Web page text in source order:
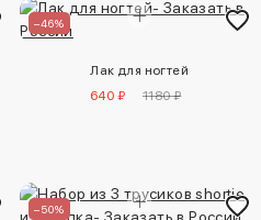
–46%
Лак для ногтей
640 ₽
1180 ₽
–50%